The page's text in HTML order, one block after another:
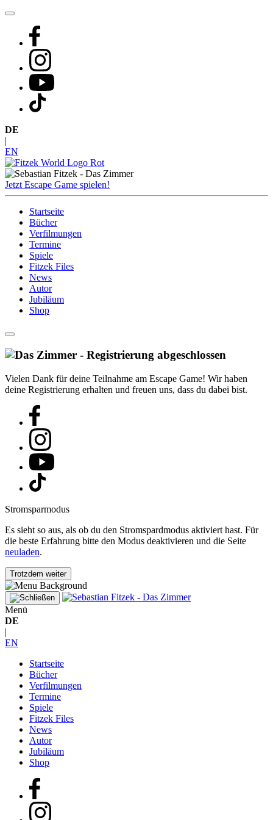
Zum
springen
DE
EN
Jetzt Escape Game spielen!
Startseite
Bücher
Verfilmungen
Termine
Spiele
Fitzek Files
News
Autor
Jubiläum
Shop
Vielen Dank für deine Teilnahme am Escape Game! Wir haben
deine Registrierung erhalten und freuen uns, dass du dabei bist.
Stromsparmodus
Es sieht so aus, als ob du den Stromspardmodus aktiviert hast. Für
die beste Erfahrung bitte den Modus deaktivieren und die Seite
neuladen.
Trotzdem weiter
Menü
DE
|
EN
Startseite
Bücher
Verfilmungen
Termine
Spiele
Fitzek Files
News
Autor
Jubiläum
Shop